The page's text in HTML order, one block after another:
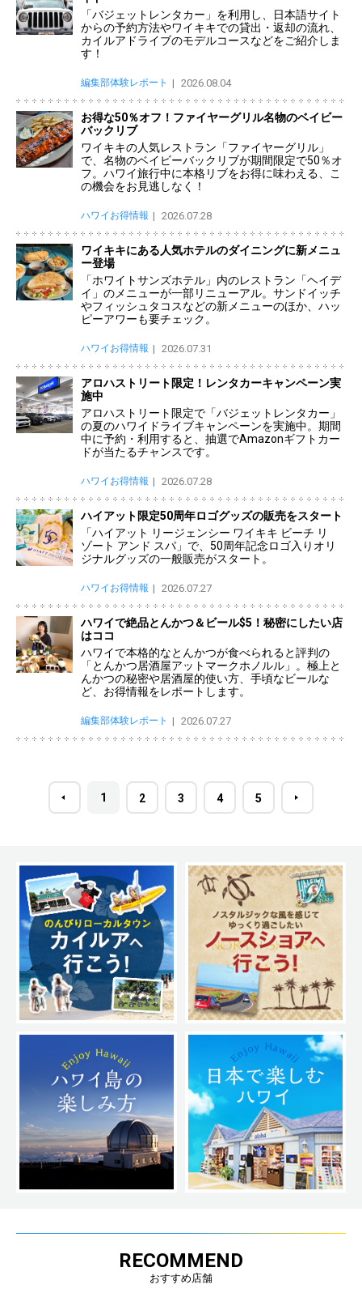
「バジェットレンタカー」を利用し、日本語サイト
からの予約方法やワイキキでの貸出・返却の流れ、
カイルアドライブのモデルコースなどをご紹介しま
す！
編集部体験レポート 2026.08.04
お得な50％オフ！ファイヤーグリル名物のベイビー
バックリブ
ワイキキの人気レストラン「ファイヤーグリル」
で、名物のベイビーバックリブが期間限定で50％オ
フ。ハワイ旅行中に本格リブをお得に味わえる、こ
の機会をお見逃しなく！
ハワイお得情報 2026.07.28
ワイキキにある人気ホテルのダイニングに新メニュ
ー登場
「ホワイトサンズホテル」内のレストラン「ヘイデ
イ」のメニューが一部リニューアル。サンドイッチ
やフィッシュタコスなどの新メニューのほか、ハッ
ピーアワーも要チェック。
ハワイお得情報 2026.07.31
アロハストリート限定！レンタカーキャンペーン実
施中
アロハストリート限定で「バジェットレンタカー」
の夏のハワイドライブキャンペーンを実施中。期間
中に予約・利用すると、抽選でAmazonギフトカー
ドが当たるチャンスです。
ハワイお得情報 2026.07.28
ハイアット限定50周年ロゴグッズの販売をスタート
「ハイアット リージェンシー ワイキキ ビーチ リ
ゾート アンド スパ」で、50周年記念ロゴ入りオリ
ジナルグッズの一般販売がスタート。
ハワイお得情報 2026.07.27
ハワイで絶品とんかつ＆ビール$5！秘密にしたい店
はココ
ハワイで本格的なとんかつが食べられると評判の
「とんかつ居酒屋アットマークホノルル」。極上と
んかつの秘密や居酒屋的使い方、手頃なビールな
ど、お得情報をレポートします。
編集部体験レポート 2026.07.27
1 2 3 4 5
RECOMMEND
おすすめ店舗